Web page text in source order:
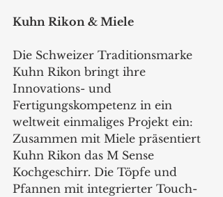
Kuhn Rikon & Miele
Die Schweizer Traditionsmarke
Kuhn Rikon bringt ihre
Innovations- und
Fertigungskompetenz in ein
weltweit einmaliges Projekt ein:
Zusammen mit Miele präsentiert
Kuhn Rikon das M Sense
Kochgeschirr. Die Töpfe und
Pfannen mit integrierter Touch-